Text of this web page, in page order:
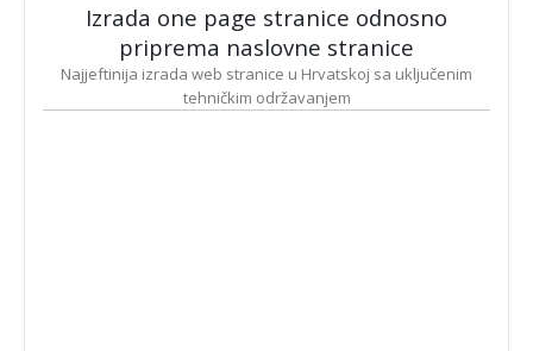
Izrada one page stranice odnosno
priprema naslovne stranice
Najjeftinija izrada web stranice u Hrvatskoj sa uključenim
tehničkim održavanjem